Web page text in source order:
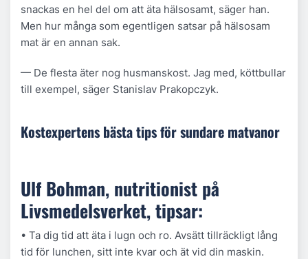
snackas en hel del om att äta hälsosamt, säger han.
Men hur många som egentligen satsar på hälsosam
mat är en annan sak.
— De flesta äter nog husmanskost. Jag med, köttbullar
till exempel, säger Stanislav Prakopczyk.
Kostexpertens bästa tips för sundare matvanor
Ulf Bohman, nutritionist på
Livsmedelsverket, tipsar:
• Ta dig tid att äta i lugn och ro. Avsätt tillräckligt lång
tid för lunchen, sitt inte kvar och ät vid din maskin.